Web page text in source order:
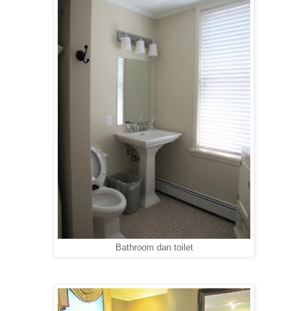
Bathroom dan toilet